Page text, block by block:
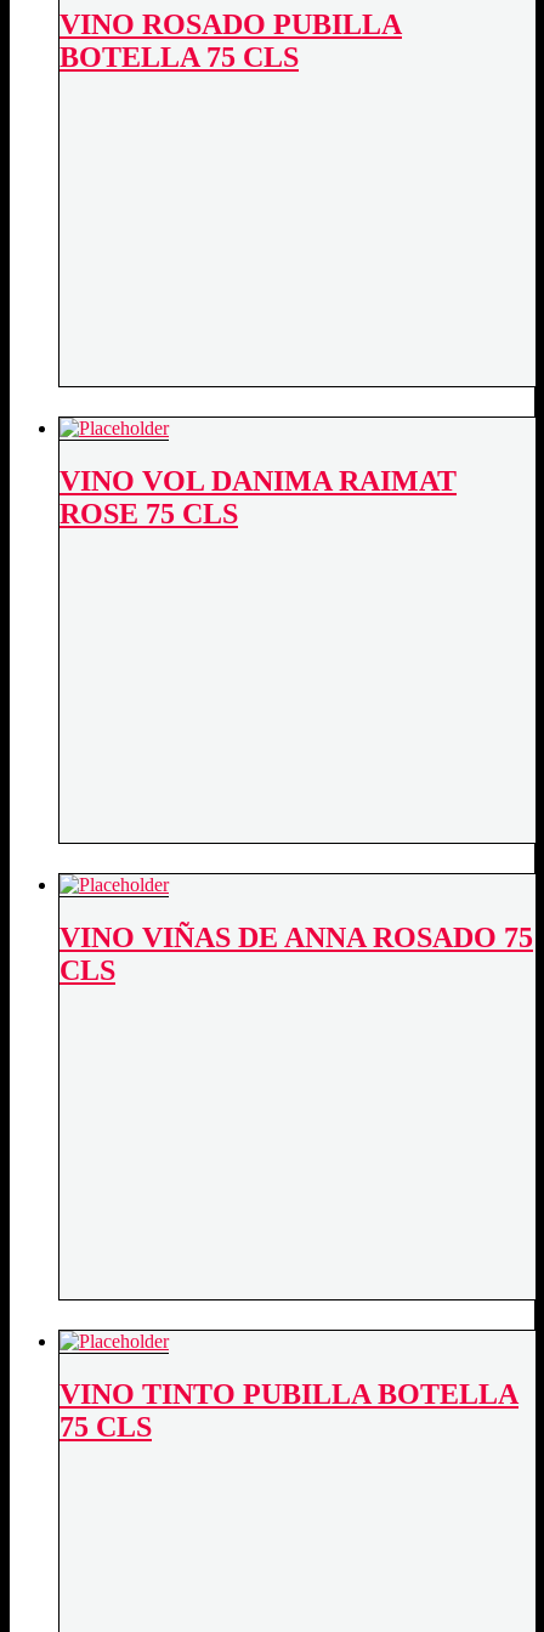
VINO ROSADO PUBILLA
BOTELLA 75 CLS
VINO VOL DANIMA RAIMAT
ROSE 75 CLS
VINO VIÑAS DE ANNA ROSADO 75
CLS
VINO TINTO PUBILLA BOTELLA
75 CLS